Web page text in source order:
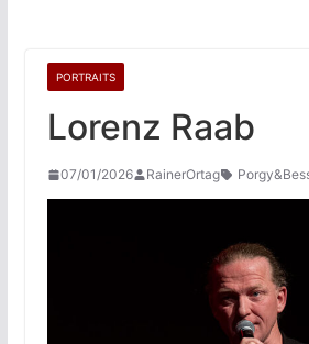
PORTRAITS
Lorenz Raab
07/01/2026 RainerOrtag